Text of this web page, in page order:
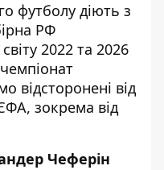
футболу діють з
РФ
2022 та 2026
відсторонені від
зокрема від
Чеферін